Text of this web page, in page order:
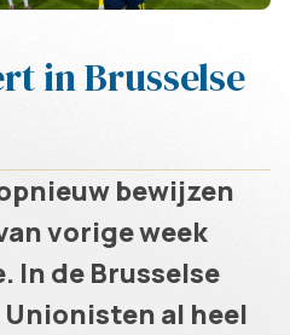
in Brusselse
bewijzen
vorige week
In de Brusselse
al heel